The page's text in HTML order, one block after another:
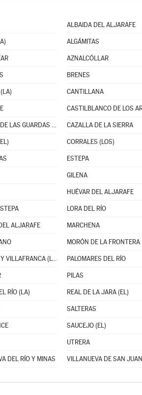
ALBAIDA DEL ALJARAFE
ALGÁMITAS
AZNALCÓLLAR
BRENES
CANTILLANA
CASTILLO DE LAS GUARDAS (EL) CAZALLA DE LA SIERRA
CORRALES (LOS)
ESTEPA
GILENA
HUÉVAR DEL ALJARAFE
LORA DEL RÍO
ALJARAFE MARCHENA
MORÓN DE LA FRONTERA
PALACIOS Y VILLAFRANCA (LOS) PALOMARES DEL RÍO
PILAS
RÍO (LA) REAL DE LA JARA (EL)
SALTERAS
SAUCEJO (EL)
UTRERA
DEL RÍO Y MINAS VILLANUEVA DE SAN JUAN